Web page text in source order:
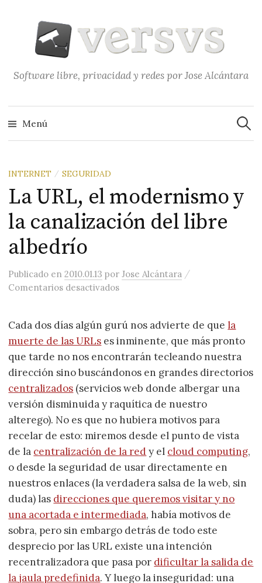
contenido
Software libre, privacidad y redes por Jose Alcántara
Menú
INTERNET / SEGURIDAD
La URL, el modernismo y
la canalización del libre
albedrío
Publicado en2010.01.13 porJose Alcántara /
Comentarios desactivadosen La URL, el modernismo y la
Cada dos días algún gurú nos advierte de quela
muerte de las URLs es inminente, que más pronto
que tarde no nos encontrarán tecleando nuestra
dirección sino buscándonos en grandes directorios
centralizados (servicios web donde albergar una
versión disminuida y raquítica de nuestro
alterego). No es que no hubiera motivos para
recelar de esto: miremos desde el punto de vista
de la centralización de la redy el cloud computing,
o desde la seguridad de usar directamente en
nuestros enlaces (la verdadera salsa de la web, sin
duda) las direcciones que queremos visitar y no
una acortada e intermediada, había motivos de
sobra, pero sin embargo detrás de todo este
desprecio por las URL existe una intención
recentralizadora que pasa por dificultar la salida de
la jaula predefinida. Y luego la inseguridad: una